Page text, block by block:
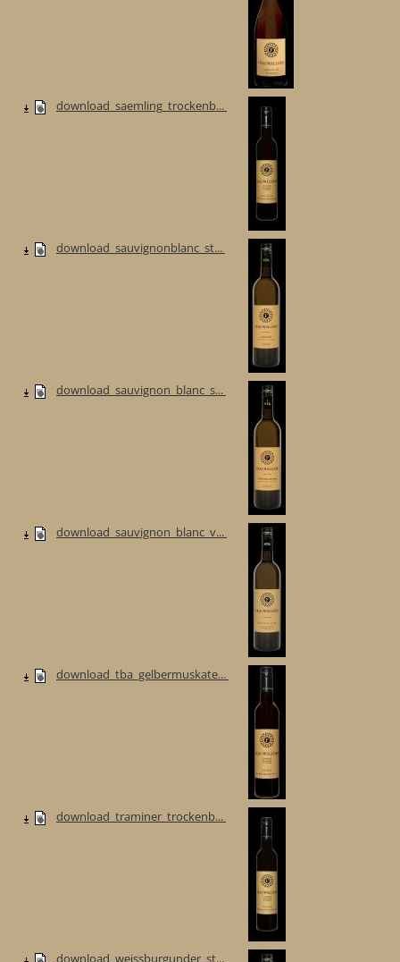
download_saemling_trockenb...
download_sauvignonblanc_st...
download_sauvignon_blanc_s...
download_sauvignon_blanc_v...
download_tba_gelbermuskate...
download_traminer_trockenb...
download_weissburgunder_st...